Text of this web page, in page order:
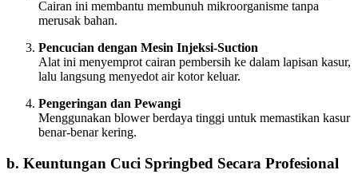
Cairan ini membantu membunuh mikroorganisme tanpa
merusak bahan.
Pencucian dengan Mesin Injeksi-Suction
Alat ini menyemprot cairan pembersih ke dalam lapisan kasur,
lalu langsung menyedot air kotor keluar.
Pengeringan dan Pewangi
Menggunakan blower berdaya tinggi untuk memastikan kasur
benar-benar kering.
b. Keuntungan Cuci Springbed Secara Profesional